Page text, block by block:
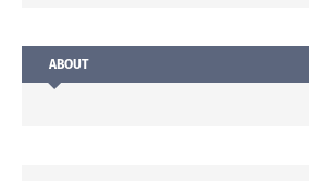
ABOUT